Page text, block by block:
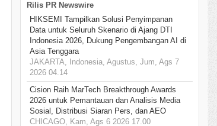
Rilis PR Newswire
HIKSEMI Tampilkan Solusi Penyimpanan
Data untuk Seluruh Skenario di Ajang DTI
Indonesia 2026, Dukung Pengembangan AI di
Asia Tenggara
JAKARTA, Indonesia, Agustus, Jum, Ags 7
2026 04.14
Cision Raih MarTech Breakthrough Awards
2026 untuk Pemantauan dan Analisis Media
Sosial, Distribusi Siaran Pers, dan AEO
CHICAGO, Kam, Ags 6 2026 17.00